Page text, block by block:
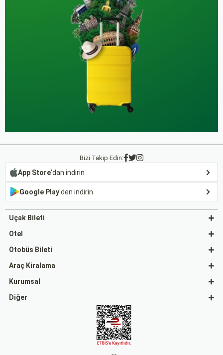
Bizi Takip Edin:
App Store'dan indirin
Google Play'den indirin
Uçak Bileti
Otel
Otobüs Bileti
Araç Kiralama
Kurumsal
Diğer